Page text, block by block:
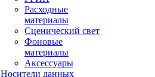
Расходные
материалы
Сценический свет
Фоновые
материалы
Аксессуары
Носители данных